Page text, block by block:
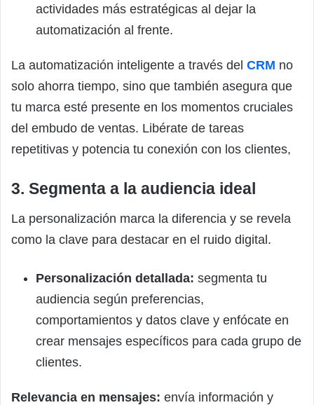
actividades más estratégicas al dejar la
automatización al frente.
La automatización inteligente a través del CRM no
solo ahorra tiempo, sino que también asegura que
tu marca esté presente en los momentos cruciales
del embudo de ventas. Libérate de tareas
repetitivas y potencia tu conexión con los clientes,
3. Segmenta a la audiencia ideal
La personalización marca la diferencia y se revela
como la clave para destacar en el ruido digital.
Personalización detallada: segmenta tu
audiencia según preferencias,
comportamientos y datos clave y enfócate en
crear mensajes específicos para cada grupo de
clientes.
Relevancia en mensajes: envía información y